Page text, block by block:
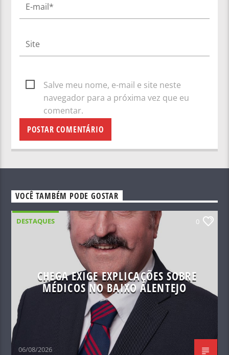
Salve meu nome, e-mail e site neste
navegador para a próxima vez que eu
comentar.
VOCÊ TAMBÉM PODE GOSTAR
DESTAQUES 0
CHEGA EXIGE EXPLICAÇÕES SOBRE
MÉDICOS NO BAIXO ALENTEJO
06/08/2026